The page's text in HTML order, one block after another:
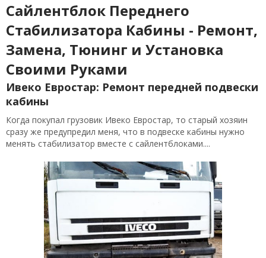
Сайлентблок Переднего
Стабилизатора Кабины - Ремонт,
Замена, Тюнинг и Установка
Своими Руками
Ивеко Евростар: Ремонт передней подвески
кабины
Когда покупал грузовик Ивеко Евростар, то старый хозяин
сразу же предупредил меня, что в подвеске кабины нужно
менять стабилизатор вместе с сайлентблоками....